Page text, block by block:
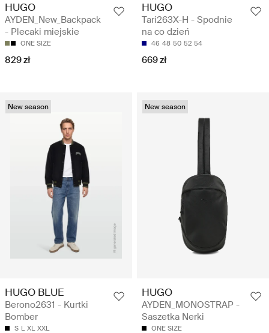
HUGO
AYDEN_New_Backpack
- Plecaki miejskie
ONE SIZE
829 zł
HUGO
Tari263X-H - Spodnie
na co dzień
46 48 50 52 54
669 zł
New season
HUGO BLUE
Berono2631 - Kurtki
Bomber
S L XL XXL
New season
HUGO
AYDEN_MONOSTRAP -
Saszetka Nerki
ONE SIZE